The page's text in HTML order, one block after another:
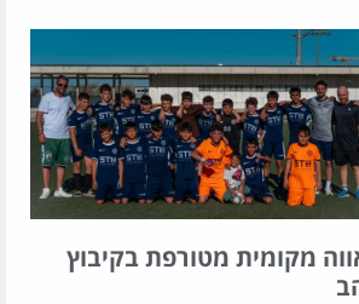
מקומית מטורפת בקיבוץ